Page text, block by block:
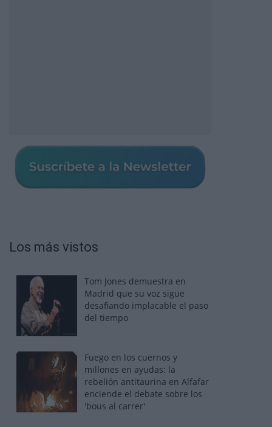
Los más vistos
Tom Jones demuestra en
Madrid que su voz sigue
desafiando implacable el paso
del tiempo
Fuego en los cuernos y
millones en ayudas: la
rebelión antitaurina en Alfafar
enciende el debate sobre los
'bous al carrer'